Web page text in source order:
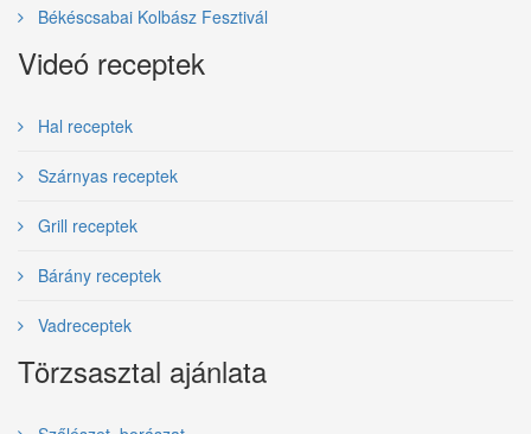
Békéscsabai Kolbász Fesztivál
Videó receptek
Hal receptek
Szárnyas receptek
Grill receptek
Bárány receptek
Vadreceptek
Törzsasztal ajánlata